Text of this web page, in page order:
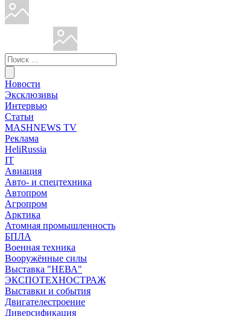
Новости
Эксклюзивы
Интервью
Статьи
MASHNEWS TV
Реклама
HeliRussia
IT
Авиация
Авто- и спецтехника
Автопром
Агропром
Арктика
Атомная промышленность
БПЛА
Военная техника
Вооружённые силы
Выставка "НЕВА"
ЭКСПОТЕХНОСТРАЖ
Выставки и события
Двигателестроение
Диверсификация